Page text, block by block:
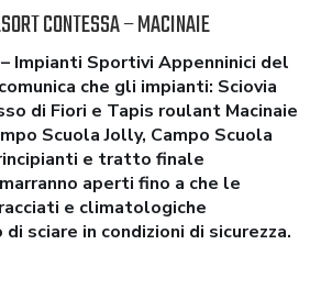
CONTESSA – MACINAIE
Impianti Sportivi Appenninici del
che gli impianti: Sciovia
di Fiori e Tapis roulant Macinaie
Scuola Jolly, Campo Scuola
e tratto finale
aperti fino a che le
e climatologiche
sciare in condizioni di sicurezza.